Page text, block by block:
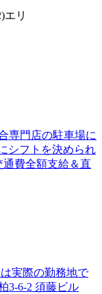
エリ
専門店の駐車場に
シフトを決められ
費全額支給＆直
実際の勤務地で
3-6-2 須藤ビル